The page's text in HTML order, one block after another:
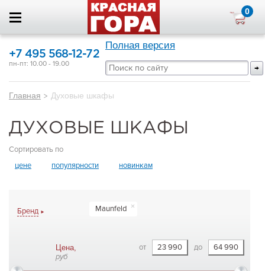
0
+7 495 568-12-72
пн-пт: 10.00 - 19.00
Полная версия
Главная > Духовые шкафы
ДУХОВЫЕ ШКАФЫ
Сортировать по
цене
популярности новинкам
Бренд Maunfeld
Цена,
руб
до
от